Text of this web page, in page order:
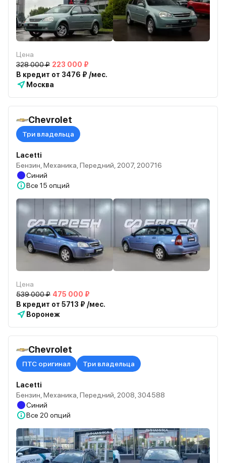
Цена
328 000 ₽ 223 000 ₽
В кредит от 3476 ₽ /мес.
Москва
Chevrolet
Три владельца
Lacetti
Бензин, Механика, Передний, 2007, 200716
Синий
Все 15 опций
Цена
539 000 ₽ 475 000 ₽
В кредит от 5713 ₽ /мес.
Воронеж
Chevrolet
ПТС оригинал Три владельца
Lacetti
Бензин, Механика, Передний, 2008, 304588
Синий
Все 20 опций